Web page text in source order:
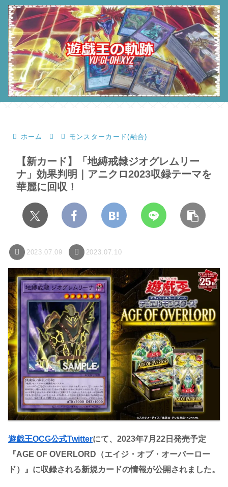
ホーム モンスターカード(融合)
【新カード】「地縛戒隷ジオグレムリー
ナ」効果判明｜アニクロ2023収録テーマを
華麗に回収！
2023.07.09 2023.07.10
遊戯王OCG公式Twitterにて、2023年7月22日発売予定
『AGE OF OVERLORD（エイジ・オブ・オーバーロー
ド）』に収録される新規カードの情報が公開されました。